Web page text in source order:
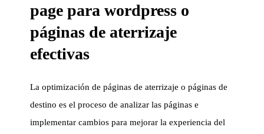
page para wordpress o
páginas de aterrizaje
efectivas
La optimización de páginas de aterrizaje o páginas de
destino es el proceso de analizar las páginas e
implementar cambios para mejorar la experiencia del